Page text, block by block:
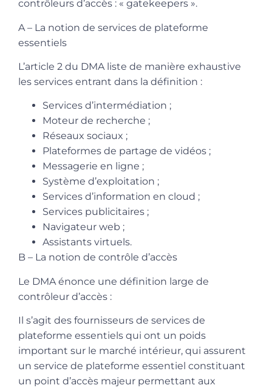
contrôleurs d’accès : « gatekeepers ».
A – La notion de services de plateforme
essentiels
L’article 2 du DMA liste de manière exhaustive
les services entrant dans la définition :
Services d’intermédiation ;
Moteur de recherche ;
Réseaux sociaux ;
Plateformes de partage de vidéos ;
Messagerie en ligne ;
Système d’exploitation ;
Services d’information en cloud ;
Services publicitaires ;
Navigateur web ;
Assistants virtuels.
B – La notion de contrôle d’accès
Le DMA énonce une définition large de
contrôleur d’accès :
Il s’agit des fournisseurs de services de
plateforme essentiels qui ont un poids
important sur le marché intérieur, qui assurent
un service de plateforme essentiel constituant
un point d’accès majeur permettant aux